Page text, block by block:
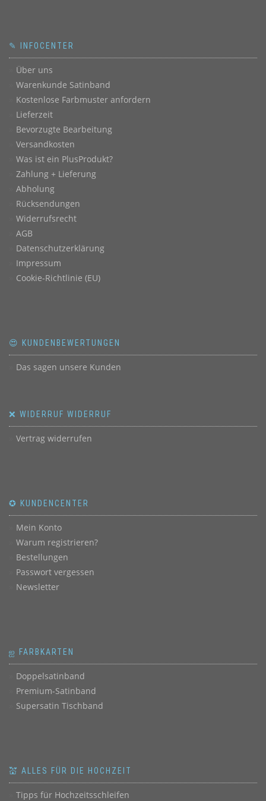
✎ INFOCENTER
Über uns
Warenkunde Satinband
Kostenlose Farbmuster anfordern
Lieferzeit
Bevorzugte Bearbeitung
Versandkosten
Was ist ein PlusProdukt?
Zahlung + Lieferung
Abholung
Rücksendungen
Widerrufsrecht
AGB
Datenschutzerklärung
Impressum
Cookie-Richtlinie (EU)
😍 KUNDENBEWERTUNGEN
Das sagen unsere Kunden
❌ WIDERRUF WIDERRUF
Vertrag widerrufen
✪ KUNDENCENTER
Mein Konto
Warum registrieren?
Bestellungen
Passwort vergessen
Newsletter
ஐ FARBKARTEN
Doppelsatinband
Premium-Satinband
Supersatin Tischband
💒 ALLES FÜR DIE HOCHZEIT
Tipps für Hochzeitsschleifen